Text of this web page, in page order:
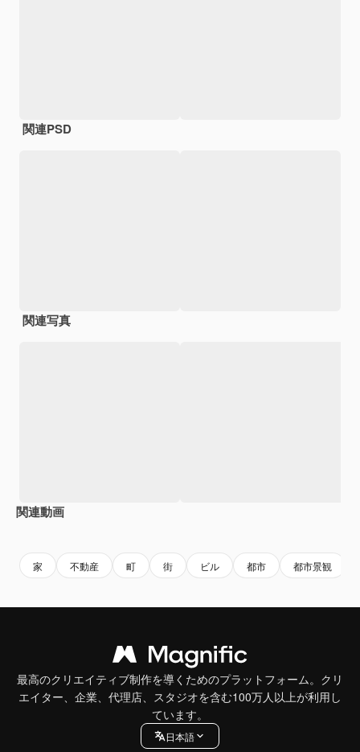
関連PSD
関連写真
関連動画
家 不動産 町 街 ビル 都市 都市景観
最高のクリエイティブ制作を導くためのプラットフォーム。クリ
エイター、企業、代理店、スタジオを含む100万人以上が利用し
ています。
日本語